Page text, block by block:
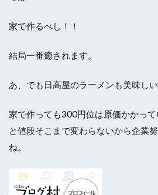
家で作るべし！！
結局一番癒されます。
あ、でも日高屋のラーメンも美味しい
家で作っても300円位は原価かかっ
と値段そこまで変わらないから企業
ね。